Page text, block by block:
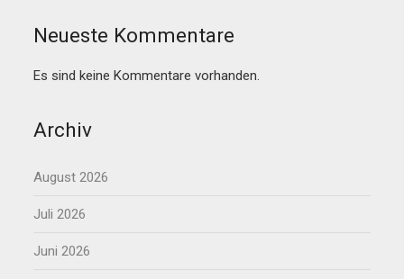
Neueste Kommentare
Es sind keine Kommentare vorhanden.
Archiv
August 2026
Juli 2026
Juni 2026